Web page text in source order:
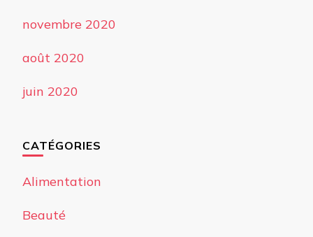
novembre 2020
août 2020
juin 2020
CATÉGORIES
Alimentation
Beauté